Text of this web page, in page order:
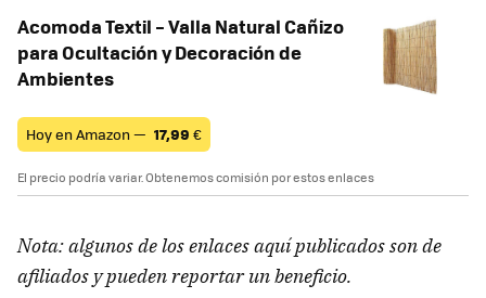
Acomoda Textil – Valla Natural Cañizo
para Ocultación y Decoración de
Ambientes
Hoy en Amazon — 17,99 €
El precio podría variar. Obtenemos comisión por estos enlaces
Nota: algunos de los enlaces aquí publicados son de
afiliados y pueden reportar un beneficio.